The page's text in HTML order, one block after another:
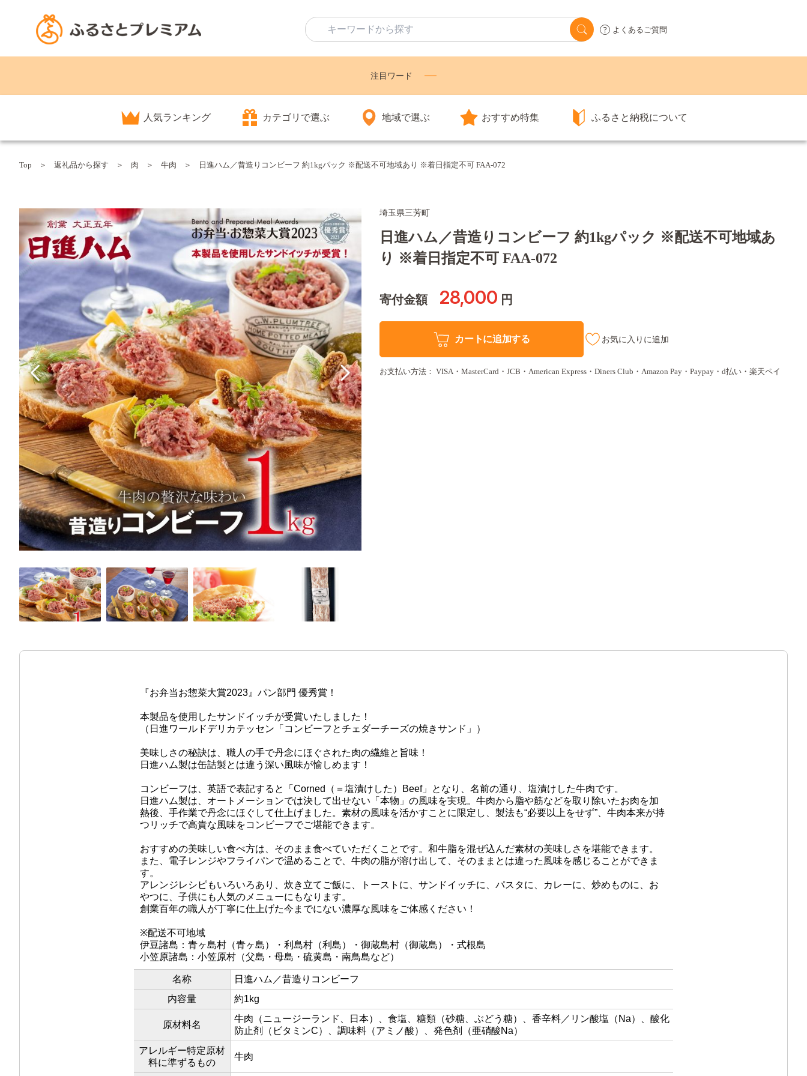
よくあるご質問
注目ワード
人気ランキング カテゴリで選ぶ 地域で選ぶ おすすめ特集 ふるさと納税について
Top 返礼品から探す 肉 牛肉 日進ハム／昔造りコンビーフ 約1kgパック ※配送不可地域あり ※着日指定不可 FAA-072
埼玉県三芳町
日進ハム／昔造りコンビーフ 約1kgパック ※配送不可地域あ
り ※着日指定不可 FAA-072
寄付金額 28,000 円
カートに追加する お気に入りに追加
お支払い方法： VISA・MasterCard・JCB・American Express・Diners Club・Amazon Pay・Paypay・d払い・楽天ペイ
『お弁当お惣菜大賞2023』パン部門 優秀賞！
本製品を使用したサンドイッチが受賞いたしました！
（日進ワールドデリカテッセン「コンビーフとチェダーチーズの焼きサンド」）
美味しさの秘訣は、職人の手で丹念にほぐされた肉の繊維と旨味！
日進ハム製は缶詰製とは違う深い風味が愉しめます！
コンビーフは、英語で表記すると「Corned（＝塩漬けした）Beef」となり、名前の通り、塩漬けした牛肉です。
日進ハム製は、オートメーションでは決して出せない「本物」の風味を実現。牛肉から脂や筋などを取り除いたお肉を加
熱後、手作業で丹念にほぐして仕上げました。素材の風味を活かすことに限定し、製法も“必要以上をせず”、牛肉本来が持
つリッチで高貴な風味をコンビーフでご堪能できます。
おすすめの美味しい食べ方は、そのまま食べていただくことです。和牛脂を混ぜ込んだ素材の美味しさを堪能できます。
また、電子レンジやフライパンで温めることで、牛肉の脂が溶け出して、そのままとは違った風味を感じることができま
す。
アレンジレシピもいろいろあり、炊き立てご飯に、トーストに、サンドイッチに、パスタに、カレーに、炒めものに、お
やつに、子供にも人気のメニューにもなります。
創業百年の職人が丁寧に仕上げた今までにない濃厚な風味をご体感ください！
※配送不可地域
伊豆諸島：青ヶ島村（青ヶ島）・利島村（利島）・御蔵島村（御蔵島）・式根島
小笠原諸島：小笠原村（父島・母島・硫黄島・南鳥島など）
名称
日進ハム／昔造りコンビーフ
内容量
約1kg
原材料名
牛肉（ニュージーランド、日本）、食塩、糖類（砂糖、ぶどう糖）、香辛料／リン酸塩（Na）、酸化
防止剤（ビタミンC）、調味料（アミノ酸）、発色剤（亜硝酸Na）
アレルギー特定原材
料に準ずるもの
牛肉